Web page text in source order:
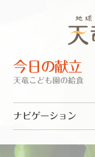
今日の献立
天竜こども園の給食
ナビゲーション